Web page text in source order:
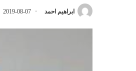
ابراهيم احمد 2019-08-07